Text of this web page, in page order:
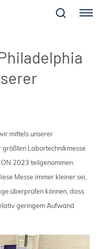
Menu
mittels unserer
größten Labortechnikmesse
2023 teilgenommen.
Messe immer kleiner sei,
überprüfen können, dass
geringem Aufwand